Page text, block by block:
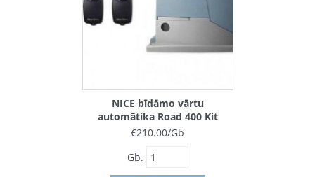
NICE bīdāmo vārtu
automātika Road 400 Kit
€210.00/Gb
Gb.